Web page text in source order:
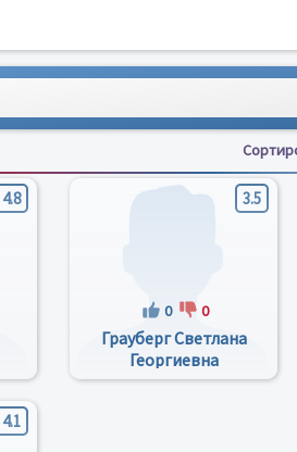
4.8 3.5
0 0
Грауберг Светлана
Георгиевна
4.1